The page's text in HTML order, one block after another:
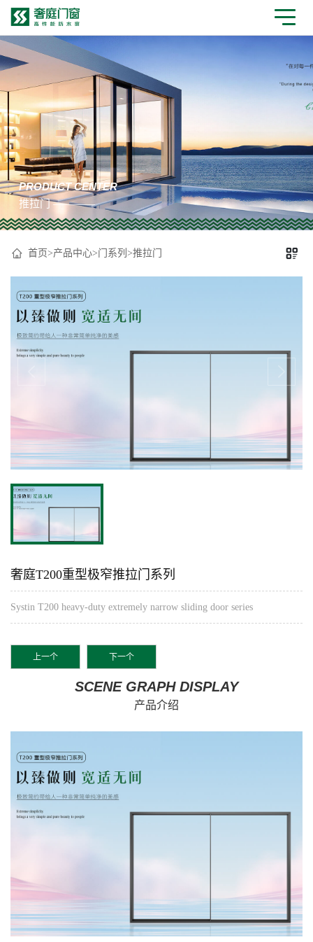
PRODUCT CENTER
推拉门 ————
首页>产品中心>门系列 >推拉门
奢庭T200重型极窄推拉门系列
Systin T200 heavy-duty extremely narrow sliding door series
上一个 下一个
SCENE GRAPH DISPLAY
产品介绍